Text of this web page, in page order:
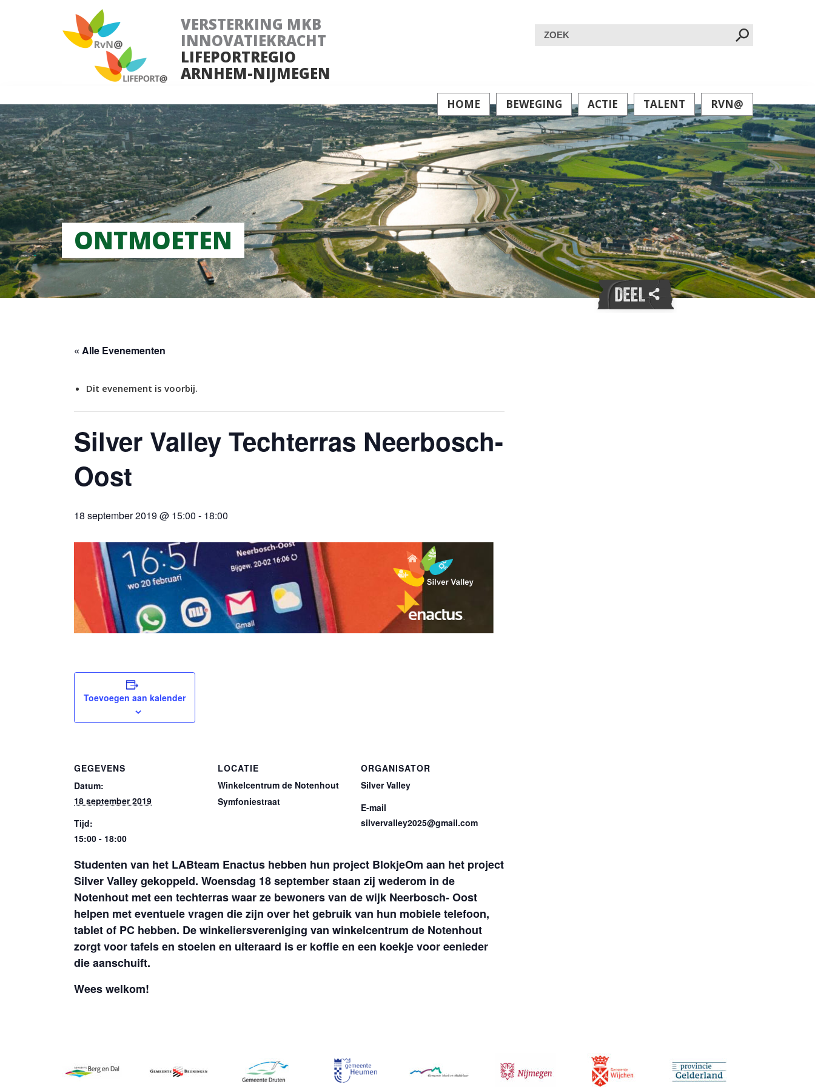
VERSTERKING MKB
INNOVATIEKRACHT
LIFEPORTREGIO
ARNHEM-NIJMEGEN
Zoeken
HOME BEWEGING ACTIE TALENT RVN@
ONTMOETEN
« Alle Evenementen
Dit evenement is voorbij.
Silver Valley Techterras Neerbosch-
Oost
18 september 2019 @ 15:00 - 18:00
Studenten van het LABteam Enactus hebben hun project BlokjeOm aan het project
Silver Valley gekoppeld. Woensdag 18 september staan zij wederom in de
Notenhout met een techterras waar ze bewoners van de wijk Neerbosch- Oost
helpen met eventuele vragen die zijn over het gebruik van hun mobiele telefoon,
tablet of PC hebben. De winkeliersvereniging van winkelcentrum de Notenhout
zorgt voor tafels en stoelen en uiteraard is er koffie en een koekje voor eenieder
die aanschuift.
Wees welkom!
Toevoegen aan kalender
GEGEVENS
Datum:
18 september 2019
Tijd:
15:00 - 18:00
LOCATIE
Winkelcentrum de Notenhout
Symfoniestraat
ORGANISATOR
Silver Valley
E-mail
silvervalley2025@gmail.com